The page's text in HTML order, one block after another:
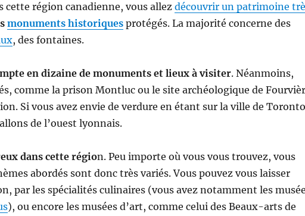
cette région canadienne, vous allezdécouvrir un patrimoine
monuments historiques protégés. La majorité concerne des
, des fontaines.
en dizaine de monuments et lieux à visiter. Néanmoins,
comme la prison Montluc ou le site archéologique de
Si vous avez envie de verdure en étant sur la ville de
de l’ouest lyonnais.
dans cette région. Peu importe où vous vous trouvez, vous
abordés sont donc très variés. Vous pouvez vous laisser
par les spécialités culinaires (vous avez notamment les
), ou encore les musées d’art, comme celui des Beaux-arts de